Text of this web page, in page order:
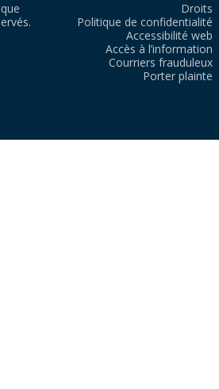
Droits
Politique de confidentialité
Accessibilité web
Accès à l’information
Courriers frauduleux
Porter plainte